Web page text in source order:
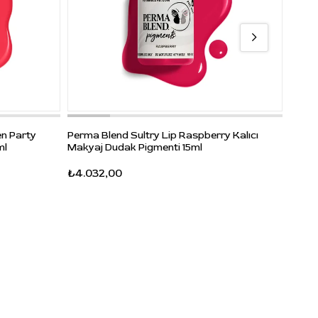
Party
Perma Blend Sultry Lip Raspberry Kalıcı
Makyaj Dudak Pigmenti 15ml
₺4.032,00